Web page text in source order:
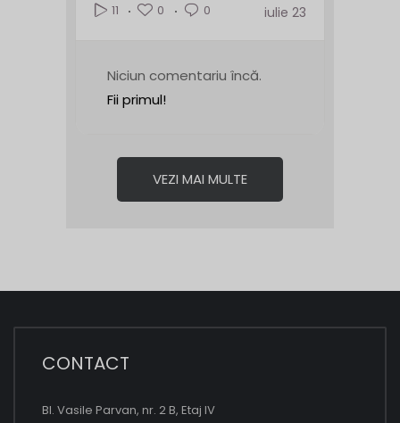
11
0 0 iulie 23
Niciun comentariu încă.
Fii primul!
VEZI MAI MULTE
CONTACT
Bl. Vasile Parvan, nr. 2 B, Etaj IV